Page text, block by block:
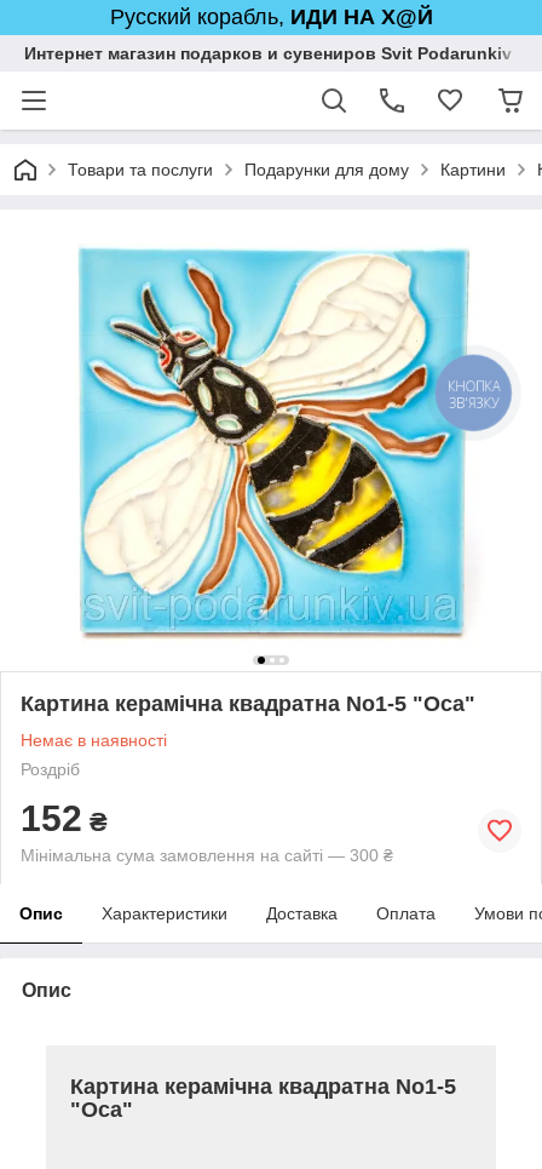
Русский корабль, ИДИ НА Х@Й
Интернет магазин подарков и сувениров Svit Podarunkiv
Товари та послуги Подарунки для дому Картини
Картина керамічна квадратна No1-5 "Оса"
Немає в наявності
Роздріб
152 ₴
Мінімальна сума замовлення на сайті — 300 ₴
Опис Характеристики Доставка Оплата Умови
Опис
Картина керамічна квадратна No1-5
"Оса"
КНОПКА
ЗВ'ЯЗКУ